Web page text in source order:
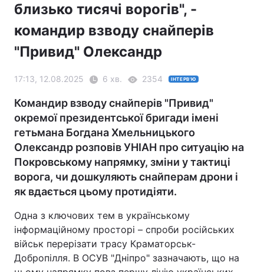
близько тисячі ворогів", -
командир взводу снайперів
"Привид" Олександр
17:13, 12.08.2025 6 хв. 2354 ІНТЕРВ'Ю
Командир взводу снайперів "Привид"
окремої президентської бригади імені
гетьмана Богдана Хмельницького
Олександр розповів УНІАН про ситуацію на
Покровському напрямку, зміни у тактиці
ворога, чи дошкуляють снайперам дрони і
як вдається цьому протидіяти.
Одна з ключових тем в українському
інформаційному просторі – спроби російських
військ перерізати трасу Краматорськ-
Добропілля. В ОСУВ "Дніпро" зазначають, що на